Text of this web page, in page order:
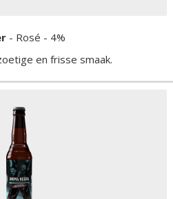
- Rosé - 4%
en frisse smaak.